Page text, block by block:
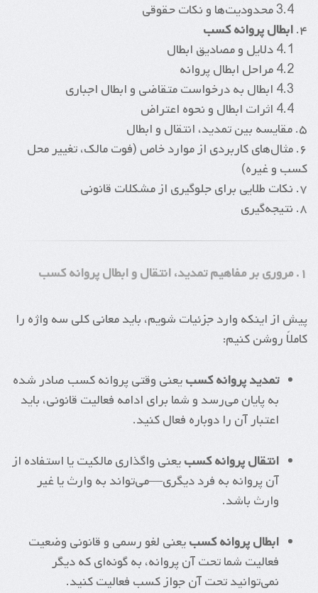
۴. ابطال پروانه کسب
۵. مقایسه بین تمدید، انتقال و ابطال
۶. مثال‌های کاربردی از موارد خاص (فوت مالک، تغییر محل
کسب و غیره)
۷. نکات طلایی برای جلوگیری از مشکلات قانونی
۸. نتیجه‌گیری
۱. مروری بر مفاهیم تمدید، انتقال و ابطال پروانه کسب
پیش از اینکه وارد جزئیات شویم، باید معانی کلی سه واژه را
کاملاً روشن کنیم:
تمدید پروانه کسبیعنی وقتی پروانه‌ کسب صادر شده
به پایان می‌رسد و شما برای ادامه فعالیت قانونی، باید
اعتبار آن را دوباره فعال کنید.
انتقال پروانه کسبیعنی واگذاری مالکیت یا استفاده از
آن پروانه به فرد دیگری—می‌تواند به وارث یا غیر
وارث باشد.
ابطال پروانه کسبیعنی لغو رسمی و قانونی وضعیت
فعالیت شما تحت آن پروانه، به گونه‌ای که دیگر
نمی‌توانید تحت آن جواز کسب فعالیت کنید.